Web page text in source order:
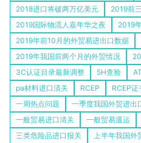
2018进口将破两万亿美元
2019前
2019国际物流人嘉年华之夜
2019
2019年前10月的外贸易进出口数据
2019年我国前两个月的外贸情况
3C认证目录最新调整
5H查验
pa材料进口清关
RCEP RCEP证
一周热点问题
一季度我国外贸进出
一般贸易进口清关
一般贸易退运
三类危险品进口报关
上半年我国